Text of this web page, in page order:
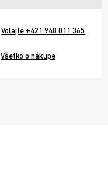
Volajte +421 948 011 365
Všetko o nákupe